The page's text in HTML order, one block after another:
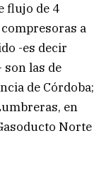
flujo de 4
a
-es decir
las de
de Córdoba;
en
Norte